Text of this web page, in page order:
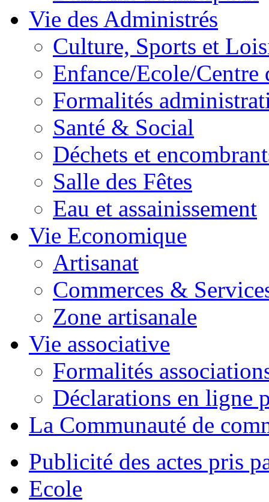
Vie des Administrés
Culture, Sports et
Enfance/Ecole/Centre
Formalités
Santé & Social
Déchets et
Salle des Fêtes
Eau et assainissement
Vie Economique
Artisanat
Commerces &
Zone artisanale
Vie associative
Formalités
Déclarations en ligne
La Communauté de
Publicité des actes pris
Ecole